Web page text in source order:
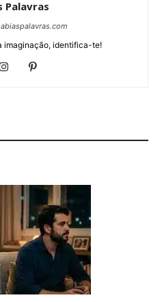
Palavras
imaginação, identifica-te!